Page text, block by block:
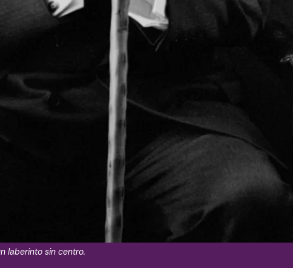
laberinto sin centro.